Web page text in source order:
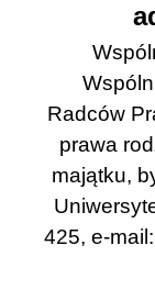
Radców
prawa
majątku,
425, e-mail: